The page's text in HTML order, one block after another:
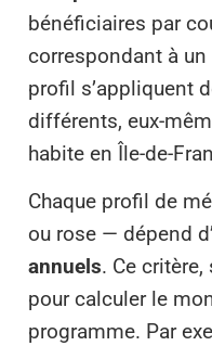
bénéficiaires par
correspondant à
profil s’appliquent
différents, eux-
habite en Île-de-
Chaque profil de
ou rose — dépend
annuels. Ce
pour calculer le
programme. Par